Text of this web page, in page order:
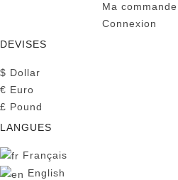
Ma commande
Connexion
DEVISES
$ Dollar
€ Euro
£ Pound
LANGUES
Français
English